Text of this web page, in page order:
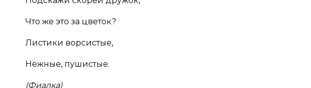
Что же это за цветок?
Листики ворсистые,
Нежные, пушистые.
(Фиалка)